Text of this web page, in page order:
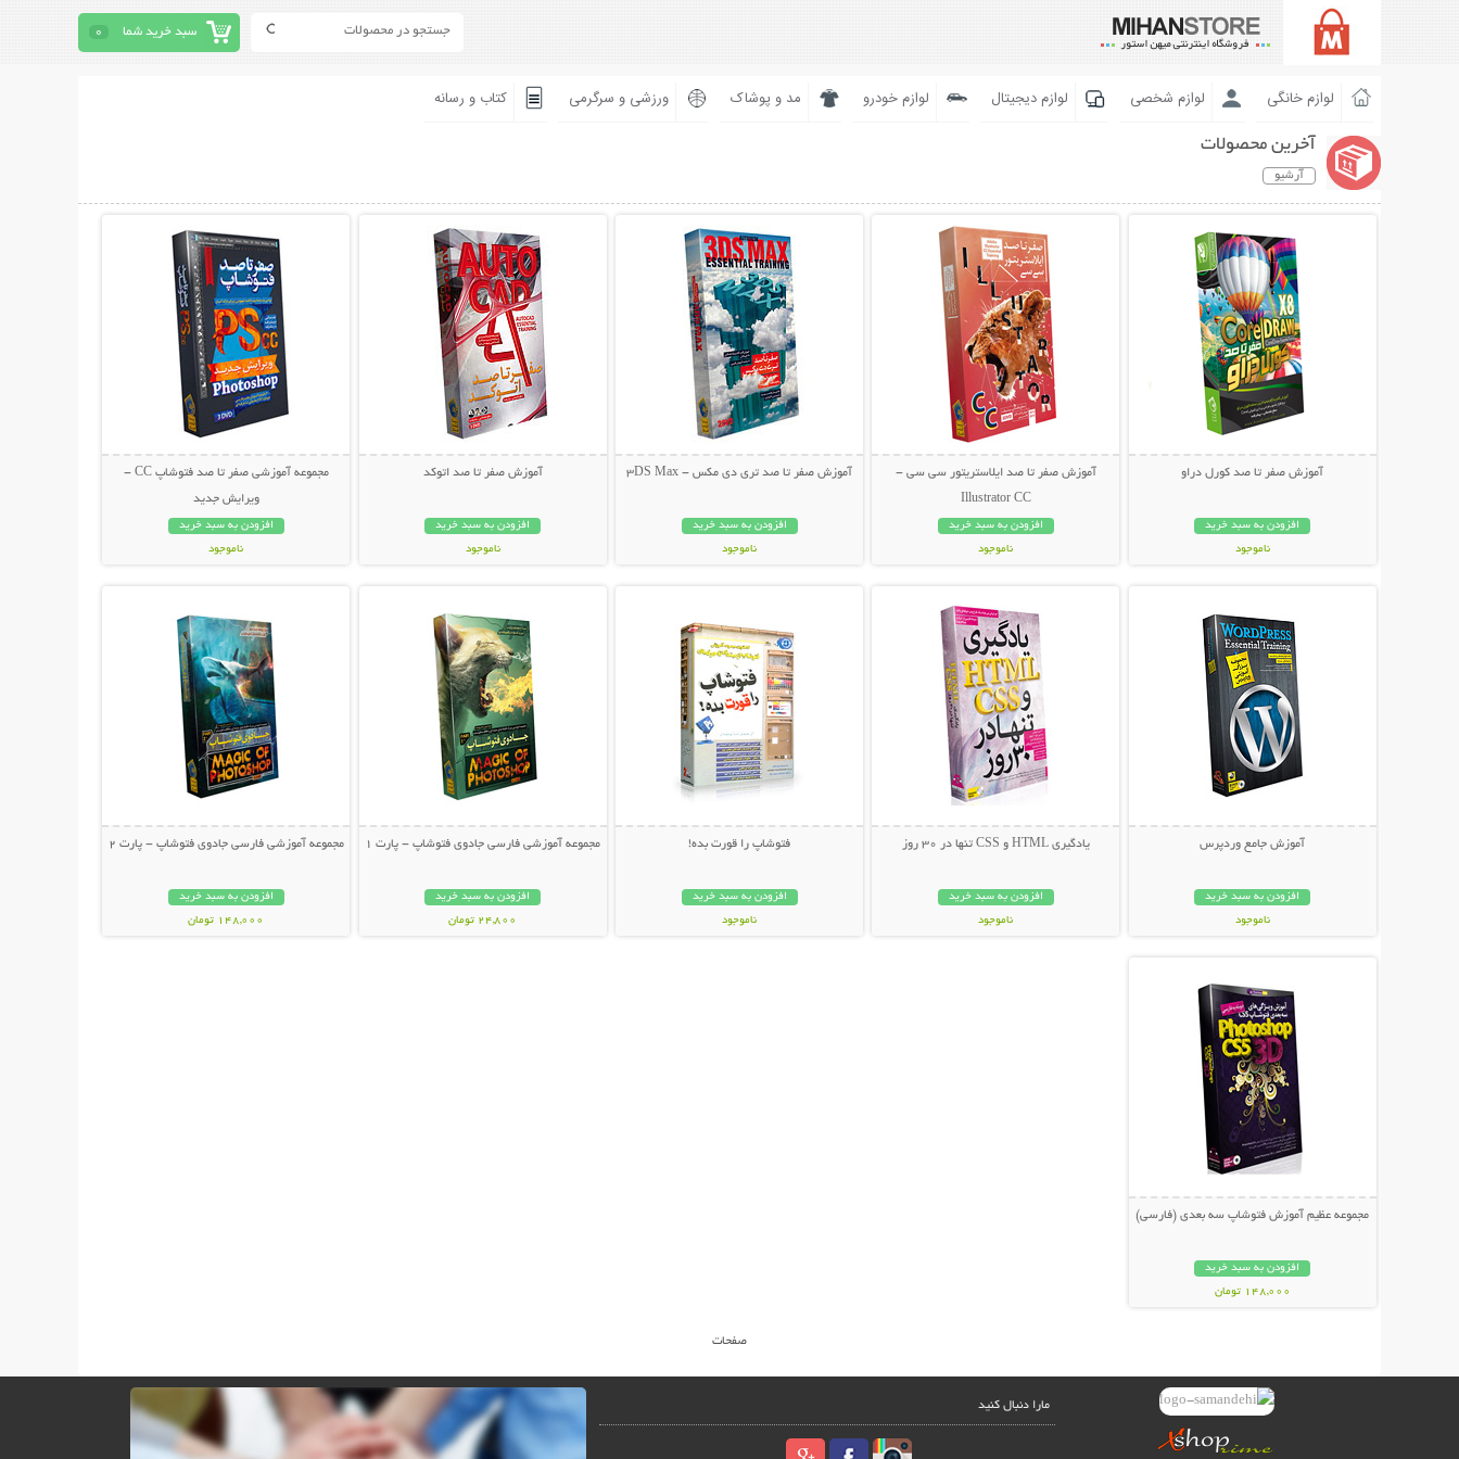
سبد خرید شما 0
لوازم خانگی لوازم شخصی لوازم دیجیتال لوازم خودرو مد و پوشاک ورزشی و سرگرمی کتاب و رسانه
آخرین محصولات
آرشیو
آموزش صفر تا صد کورل دراو
افزودن به سبد خرید
ناموجود
آموزش صفر تا صد ایلاستریتور سی سی -
Illustrator CC
افزودن به سبد خرید
ناموجود
آموزش صفر تا صد تری دی مکس - 3DS Max
افزودن به سبد خرید
ناموجود
آموزش صفر تا صد اتوکد
افزودن به سبد خرید
ناموجود
مجموعه آموزشی صفر تا صد فتوشاپ CC -
ویرایش جدید
افزودن به سبد خرید
ناموجود
آموزش جامع وردپرس
افزودن به سبد خرید
ناموجود
یادگیری HTML و CSS تنها در 30 روز
افزودن به سبد خرید
ناموجود
فتوشاپ را قورت بده!
افزودن به سبد خرید
ناموجود
مجموعه آموزشی فارسی جادوی فتوشاپ - پارت 1
افزودن به سبد خرید
24,800 تومان
مجموعه آموزشی فارسی جادوی فتوشاپ - پارت 2
افزودن به سبد خرید
148,000 تومان
مجموعه عظیم آموزش فتوشاپ سه بعدی (فارسی)
افزودن به سبد خرید
148,000 تومان
صفحات
مارا دنبال کنید